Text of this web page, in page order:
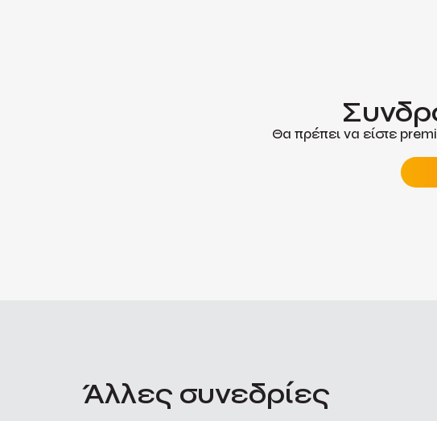
Θα πρέπει να είστε
Άλλες συνεδρίες